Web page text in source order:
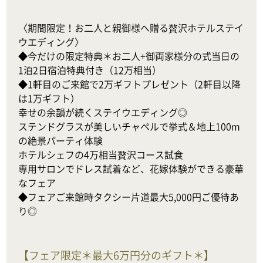
〈期間限定！お二人と親御様へ贈る贅沢ホテルステイ
ウエディング〉
◆今だけの限定特典＊お二人+御両家様分の式当日の
1泊2日宿泊特典付き（12万相当）
◆1軒目のご来館で2万ギフトプレゼント（2軒目以降
は1万ギフト）
幸せの余韻が続くステイウエディング◎
ステンドグラスが美しいチャペルで挙式＆地上100m
の絶景パーティ体験
ホテルシェフの4万相当贅沢コース試食
専用サロンでドレス試着など、花嫁体験ができる豪華
なフェア
◆フェアご来館時タクシー片道最大5,000円ご優待あ
り◎
【フェア限定＊最大6万円分のギフト＊】